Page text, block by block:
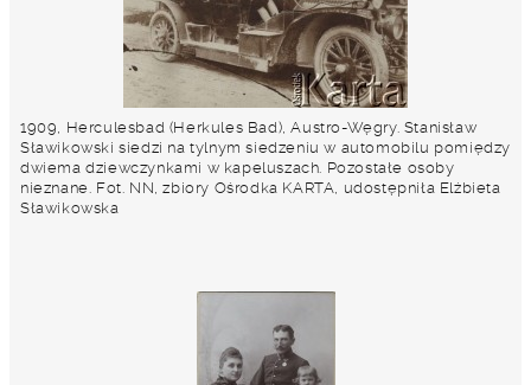
1909, Herculesbad (Herkules Bad), Austro-Węgry. Stanisław
Sławikowski siedzi na tylnym siedzeniu w automobilu pomiędzy
dwiema dziewczynkami w kapeluszach. Pozostałe osoby
nieznane. Fot. NN, zbiory Ośrodka KARTA, udostępniła Elżbieta
Sławikowska